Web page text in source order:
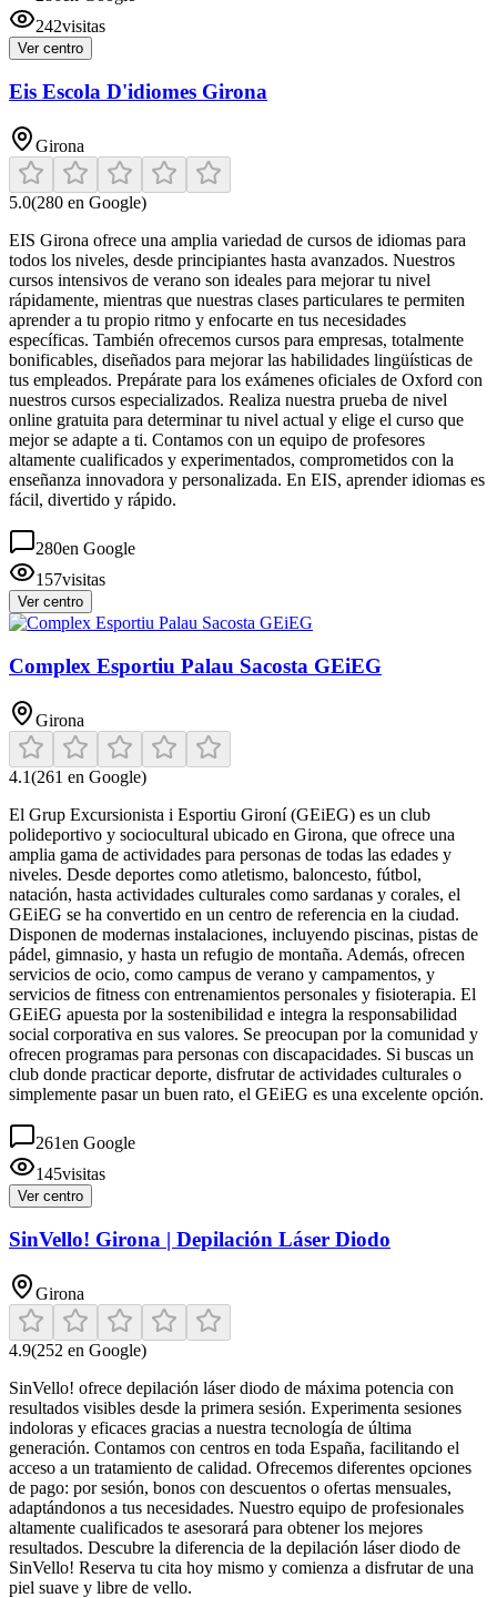
242visitas
Ver centro
Eis Escola D'idiomes Girona
Girona
5.0(280 en Google)
EIS Girona ofrece una amplia variedad de cursos de idiomas para
todos los niveles, desde principiantes hasta avanzados. Nuestros
cursos intensivos de verano son ideales para mejorar tu nivel
rápidamente, mientras que nuestras clases particulares te permiten
aprender a tu propio ritmo y enfocarte en tus necesidades
específicas. También ofrecemos cursos para empresas, totalmente
bonificables, diseñados para mejorar las habilidades lingüísticas de
tus empleados. Prepárate para los exámenes oficiales de Oxford con
nuestros cursos especializados. Realiza nuestra prueba de nivel
online gratuita para determinar tu nivel actual y elige el curso que
mejor se adapte a ti. Contamos con un equipo de profesores
altamente cualificados y experimentados, comprometidos con la
enseñanza innovadora y personalizada. En EIS, aprender idiomas es
fácil, divertido y rápido.
280en Google
157visitas
Ver centro
Complex Esportiu Palau Sacosta GEiEG
Girona
4.1(261 en Google)
El Grup Excursionista i Esportiu Gironí (GEiEG) es un club
polideportivo y sociocultural ubicado en Girona, que ofrece una
amplia gama de actividades para personas de todas las edades y
niveles. Desde deportes como atletismo, baloncesto, fútbol,
natación, hasta actividades culturales como sardanas y corales, el
GEiEG se ha convertido en un centro de referencia en la ciudad.
Disponen de modernas instalaciones, incluyendo piscinas, pistas de
pádel, gimnasio, y hasta un refugio de montaña. Además, ofrecen
servicios de ocio, como campus de verano y campamentos, y
servicios de fitness con entrenamientos personales y fisioterapia. El
GEiEG apuesta por la sostenibilidad e integra la responsabilidad
social corporativa en sus valores. Se preocupan por la comunidad y
ofrecen programas para personas con discapacidades. Si buscas un
club donde practicar deporte, disfrutar de actividades culturales o
simplemente pasar un buen rato, el GEiEG es una excelente opción.
261en Google
145visitas
Ver centro
SinVello! Girona | Depilación Láser Diodo
Girona
4.9(252 en Google)
SinVello! ofrece depilación láser diodo de máxima potencia con
resultados visibles desde la primera sesión. Experimenta sesiones
indoloras y eficaces gracias a nuestra tecnología de última
generación. Contamos con centros en toda España, facilitando el
acceso a un tratamiento de calidad. Ofrecemos diferentes opciones
de pago: por sesión, bonos con descuentos o ofertas mensuales,
adaptándonos a tus necesidades. Nuestro equipo de profesionales
altamente cualificados te asesorará para obtener los mejores
resultados. Descubre la diferencia de la depilación láser diodo de
SinVello! Reserva tu cita hoy mismo y comienza a disfrutar de una
piel suave y libre de vello.